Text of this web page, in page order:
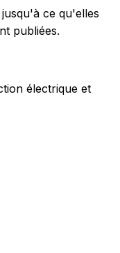
ce qu'elles
publiées.
électrique et